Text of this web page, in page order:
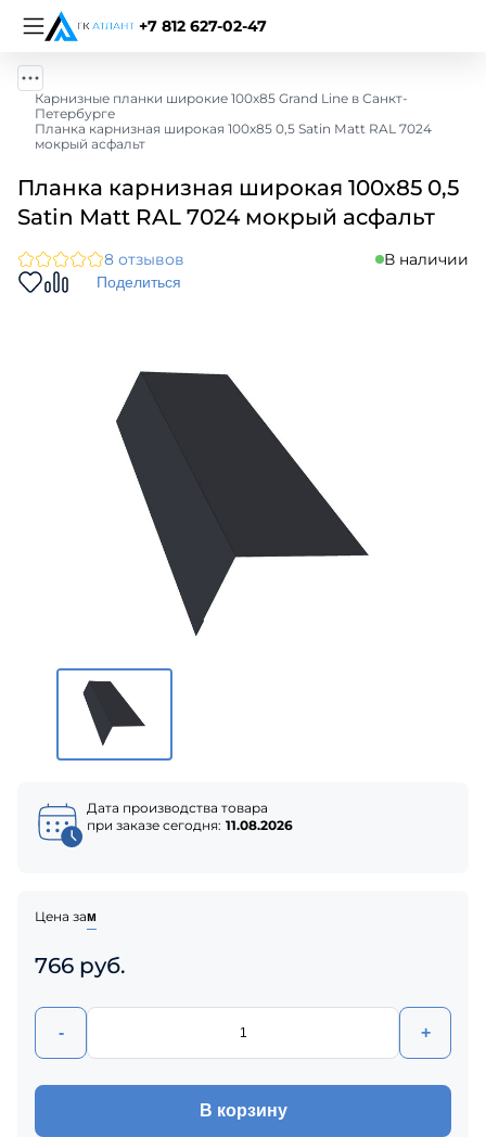
+7 812 627-02-47
Карнизные планки широкие 100х85 Grand Line в Санкт-
Петербурге
Планка карнизная широкая 100х85 0,5 Satin Мatt RAL 7024
мокрый асфальт
Планка карнизная широкая 100х85 0,5
Satin Мatt RAL 7024 мокрый асфальт
8 отзывов В наличии
Поделиться
Дата производства товара
при заказе сегодня: 11.08.2026
Цена зам
766 руб.
- +
В корзину